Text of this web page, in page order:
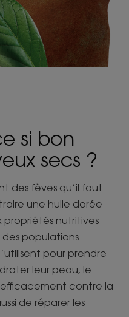
si bon
secs ?
des fèves qu’il faut
une huile dorée
propriétés nutritives
des populations
pour prendre
leur peau, le
contre la
de réparer les